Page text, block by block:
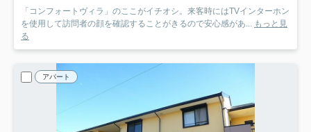
「コンフォートヴィラ」のここがイチオシ。来客時にはTVインターホン
を使用して訪問者の顔を確認することがきるので安心感があ... もっと見
る
アパート